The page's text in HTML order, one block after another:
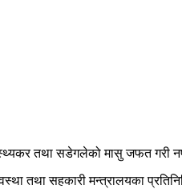
तथा सडेगलेको मासु जफत गरी
तथा सहकारी मन्त्रालयका